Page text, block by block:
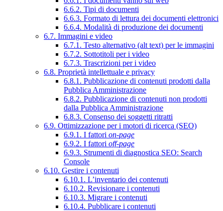
6.6.2. Tipi di documenti
6.6.3. Formato di lettura dei documenti elettronici
6.6.4. Modalità di produzione dei documenti
6.7. Immagini e video
6.7.1. Testo alternativo (alt text) per le immagini
6.7.2. Sottotitoli per i video
6.7.3. Trascrizioni per i video
6.8. Proprietà intellettuale e privacy
6.8.1. Pubblicazione di contenuti prodotti dalla
Pubblica Amministrazione
6.8.2. Pubblicazione di contenuti non prodotti
dalla Pubblica Amministrazione
6.8.3. Consenso dei soggetti ritratti
6.9. Ottimizzazione per i motori di ricerca (SEO)
6.9.1. I fattori on-page
6.9.2. I fattori off-page
6.9.3. Strumenti di diagnostica SEO: Search
Console
6.10. Gestire i contenuti
6.10.1. L’inventario dei contenuti
6.10.2. Revisionare i contenuti
6.10.3. Migrare i contenuti
6.10.4. Pubblicare i contenuti